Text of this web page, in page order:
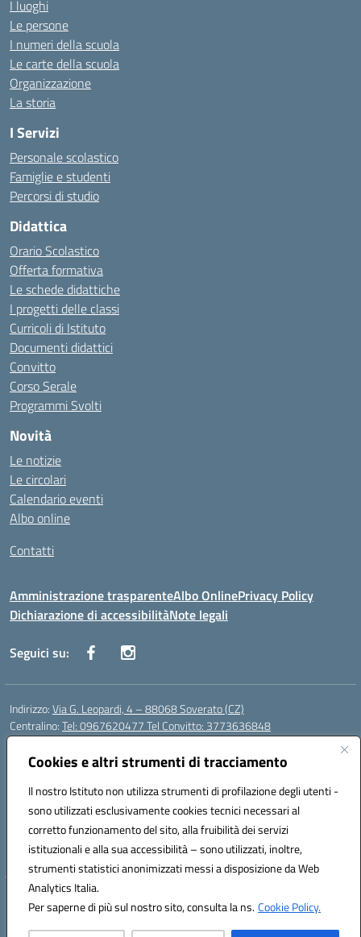
Cookies e altri strumenti di tracciamento
Il nostro Istituto non utilizza strumenti di profilazione degli utenti -
sono utilizzati esclusivamente cookies tecnici necessari al
corretto funzionamento del sito, alla fruibilità dei servizi
istituzionali e alla sua accessibilità – sono utilizzati, inoltre,
strumenti statistici anonimizzati messi a disposizione da Web
Analytics Italia.
Per saperne di più sul nostro sito, consulta la ns.Cookie Policy.
I luoghi
Le persone
I numeri della scuola
Le carte della scuola
Organizzazione
La storia
I Servizi
Personale scolastico
Famiglie e studenti
Percorsi di studio
Didattica
Orario Scolastico
Offerta formativa
Le schede didattiche
I progetti delle classi
Curricoli di Istituto
Documenti didattici
Convitto
Corso Serale
Programmi Svolti
Novità
Le notizie
Le circolari
Calendario eventi
Albo online
Contatti
Amministrazione trasparenteAlbo OnlinePrivacy Policy
Dichiarazione di accessibilitàNote legali
Seguici su:
Indirizzo:Via G. Leopardi, 4 – 88068 Soverato (CZ)
Centralino:Tel: 0967620477 Tel Convitto: 3773636848
Email:
Posta elettronica certificata (PEC):czrh04000q@pec.istruzione.it
Codice fiscale: 84000690796
Codice meccanografico:CZRH04000Q
Codice Indice delle Pubbliche Amministrazioni (IPA): istsc_czrh04000q
Codice unico di fatturazione (CUF): UF9M13
Hosting & Powered by 3D Solution S.r.l.
Concept & Design by Designers Italia